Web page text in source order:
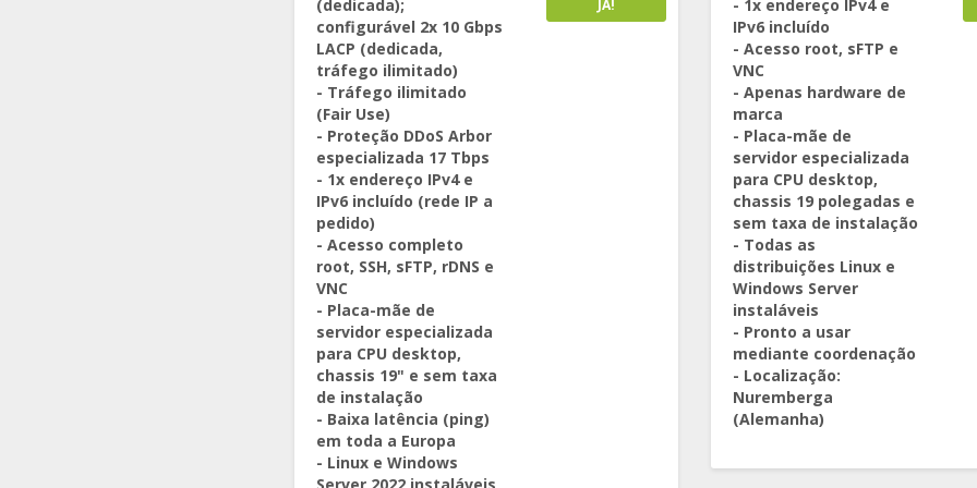
(dedicada);
configurável 2x 10 Gbps
LACP (dedicada,
tráfego ilimitado)
- Tráfego ilimitado
(Fair Use)
- Proteção DDoS Arbor
especializada 17 Tbps
- 1x endereço IPv4 e
IPv6 incluído (rede IP a
pedido)
- Acesso completo
root, SSH, sFTP, rDNS e
VNC
- Placa-mãe de
servidor especializada
para CPU desktop,
chassis 19" e sem taxa
de instalação
- Baixa latência (ping)
em toda a Europa
- Linux e Windows
JÁ!
- 1x endereço IPv4 e
IPv6 incluído
- Acesso root, sFTP e
VNC
- Apenas hardware de
marca
- Placa-mãe de
servidor especializada
para CPU desktop,
chassis 19 polegadas e
sem taxa de instalação
- Todas as
distribuições Linux e
Windows Server
instaláveis
- Pronto a usar
mediante coordenação
- Localização:
Nuremberga
(Alemanha)